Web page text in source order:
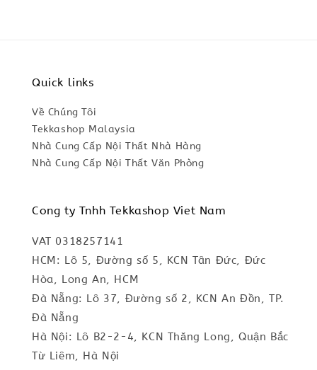
Quick links
Về Chúng Tôi
Tekkashop Malaysia
Nhà Cung Cấp Nội Thất Nhà Hàng
Nhà Cung Cấp Nội Thất Văn Phòng
Cong ty Tnhh Tekkashop Viet Nam
VAT 0318257141
HCM: Lô 5, Đường số 5, KCN Tân Đức, Đức
Hòa, Long An, HCM
Đà Nẵng: Lô 37, Đường số 2, KCN An Đồn, TP.
Đà Nẵng
Hà Nội: Lô B2-2-4, KCN Thăng Long, Quận Bắc
Từ Liêm, Hà Nội